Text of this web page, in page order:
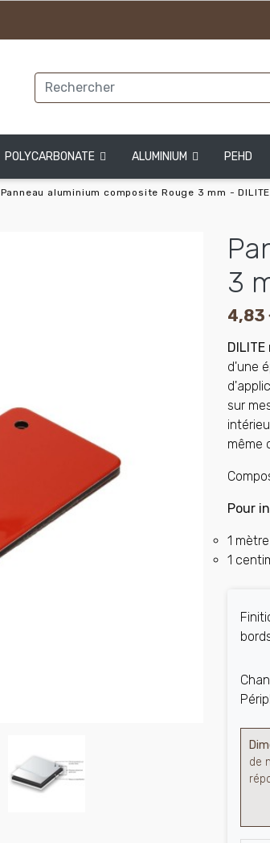
POLYCARBONATE ALUMINIUM PEHD
Panneau aluminium composite Rouge 3 mm - DILITE
3
4,83
d'une
sur
même
Pour
1
1
de